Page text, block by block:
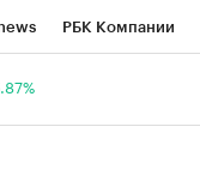
РБК Компании